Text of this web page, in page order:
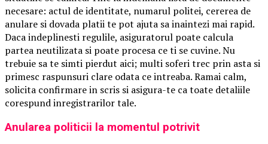
necesare: actul de identitate, numarul politei, cererea de
anulare si dovada platii te pot ajuta sa inaintezi mai rapid.
Daca indeplinesti regulile, asiguratorul poate calcula
partea neutilizata si poate procesa ce ti se cuvine. Nu
trebuie sa te simti pierdut aici; multi soferi trec prin asta si
primesc raspunsuri clare odata ce intreaba. Ramai calm,
solicita confirmare in scris si asigura-te ca toate detaliile
corespund inregistrarilor tale.
Anularea politicii la momentul potrivit